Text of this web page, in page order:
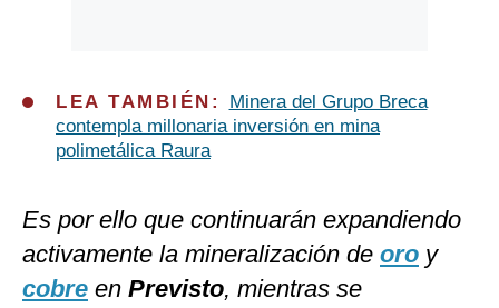
LEA TAMBIÉN:
Minera del Grupo Breca
contempla millonaria inversión en mina
polimetálica Raura
Es por ello que continuarán expandiendo
activamente la mineralización de oro y
cobre en Previsto, mientras se